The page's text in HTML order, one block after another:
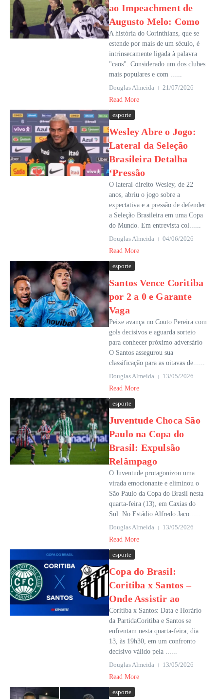
ao Impeachment de
Augusto Melo: Como
A história do Corinthians, que se
estende por mais de um século, é
intrinsecamente ligada à palavra
"caos". Considerado um dos clubes
mais populares e com ......
Douglas Almeida
21/07/2026
Read More
esporte
Wesley Abre o Jogo:
Lateral da Seleção
Brasileira Detalha
‘Pressão
O lateral-direito Wesley, de 22
anos, abriu o jogo sobre a
expectativa e a pressão de defender
a Seleção Brasileira em uma Copa
do Mundo. Em entrevista col......
Douglas Almeida
04/06/2026
Read More
esporte
Santos Vence Coritiba
por 2 a 0 e Garante
Vaga
Peixe avança no Couto Pereira com
gols decisivos e aguarda sorteio
para conhecer próximo adversário
O Santos assegurou sua
classificação para as oitavas de......
Douglas Almeida
13/05/2026
Read More
esporte
Juventude Choca São
Paulo na Copa do
Brasil: Expulsão
Relâmpago
O Juventude protagonizou uma
virada emocionante e eliminou o
São Paulo da Copa do Brasil nesta
quarta-feira (13), em Caxias do
Sul. No Estádio Alfredo Jaco......
Douglas Almeida
13/05/2026
Read More
esporte
Copa do Brasil:
Coritiba x Santos –
Onde Assistir ao
Coritiba x Santos: Data e Horário
da PartidaCoritiba e Santos se
enfrentam nesta quarta-feira, dia
13, às 19h30, em um confronto
decisivo válido pela ......
Douglas Almeida
13/05/2026
Read More
esporte